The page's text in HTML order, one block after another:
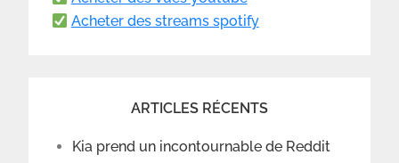
Acheter des streams spotify
ARTICLES RÉCENTS
Kia prend un incontournable de Reddit